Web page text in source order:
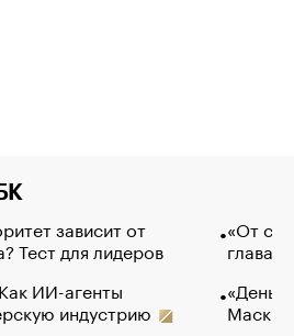
зависит от
Тест для лидеров
ИИ-агенты
индустрию
«От
глава
Маск в